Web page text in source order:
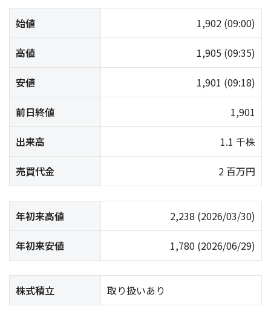
始値 1,902 (09:00)
高値 1,905 (09:35)
安値 1,901 (09:18)
前日終値 1,901
出来高 1.1 千株
売買代金 2 百万円
年初来高値 2,238 (2026/03/30)
年初来安値 1,780 (2026/06/29)
株式積立 取り扱いあり